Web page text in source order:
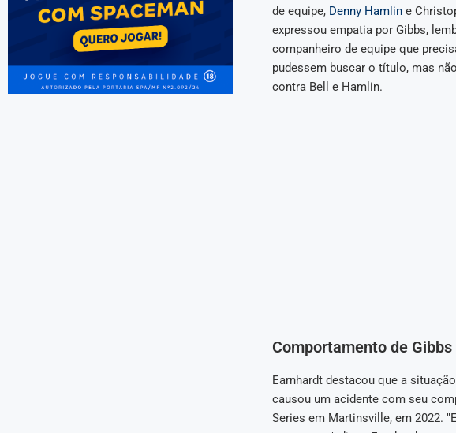
de equipe, Denny Hamline
expressou empatia por Gibbs,
companheiro de equipe que
pudessem buscar o título, mas
contra Bell e Hamlin.
Comportamento de
Earnhardt destacou que a
causou um acidente com seu
Series em Martinsville, em 2022.